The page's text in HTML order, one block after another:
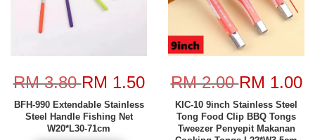
RM 3.80RM 1.50
BFH-990 Extendable Stainless
Steel Handle Fishing Net
W20*L30-71cm
RM 2.00RM 1.00
KIC-10 9inch Stainless Steel
Tong Food Clip BBQ Tongs
Tweezer Penyepit Makanan